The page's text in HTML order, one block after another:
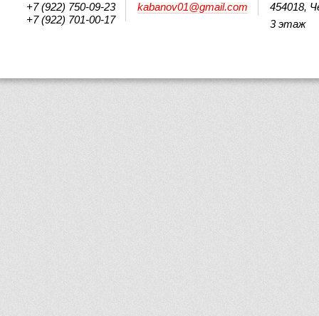
+7 (922) 750-09-23
+7 (922) 701-00-17
kabanov01@gmail.com
454018,
3 этаж